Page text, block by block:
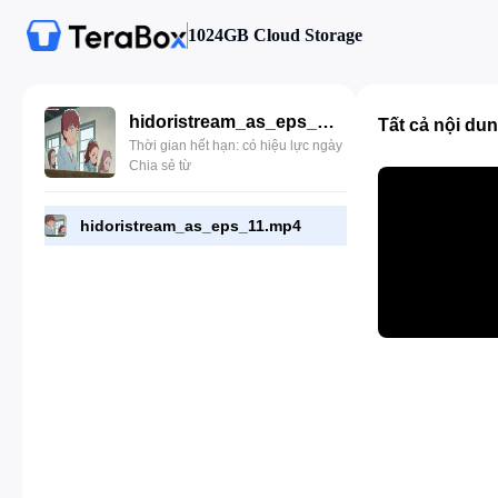
1024GB Cloud Storage
hidoristream_as_eps_11.mp4
Thời gian hết hạn: có hiệu lực ngày
Chia sẻ từ
hidoristream_as_eps_11.mp4
Tất cả nội